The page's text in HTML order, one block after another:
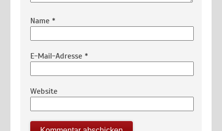
Name *
E-Mail-Adresse *
Website